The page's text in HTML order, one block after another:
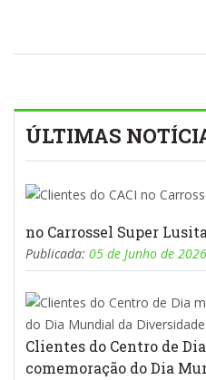
ÚLTIMAS
no Carrossel Super
Publicada: 05 de Junho de 2026
Clientes do Centro de
comemoração do Dia